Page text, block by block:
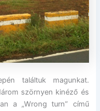
találtuk magunkat.
szörnyen kinéző és
a „Wrong turn” című